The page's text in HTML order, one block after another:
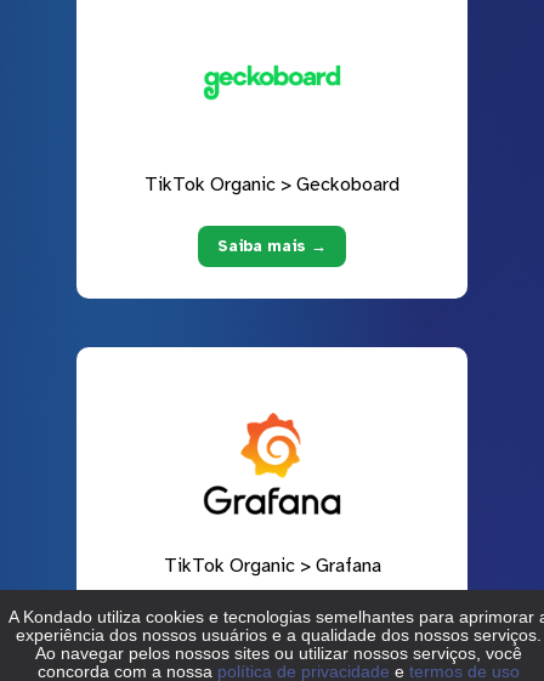
TikTok Organic > Geckoboard
Saiba mais →
TikTok Organic > Grafana
Saiba mais →